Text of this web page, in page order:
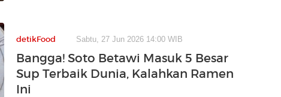
detikFood Sabtu, 27 Jun 2026 14:00 WIB
Bangga! Soto Betawi Masuk 5 Besar
Sup Terbaik Dunia, Kalahkan Ramen
Ini